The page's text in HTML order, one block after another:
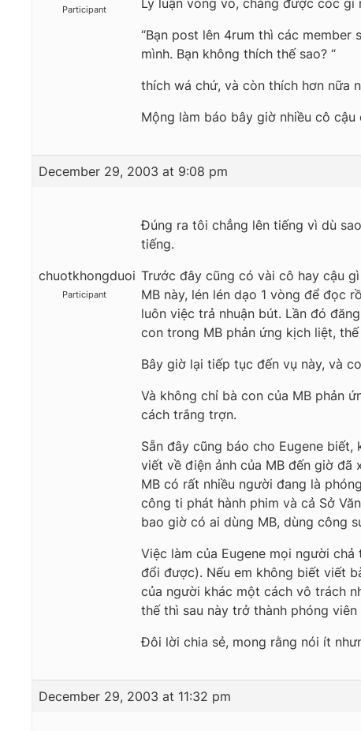
Participant
Lý luận vòng vo, chẳng được cóc gì
“Bạn post lên 4rum thì các member
mình. Bạn không thích thế sao? “
thích wá chứ, và còn thích hơn nữa
Mộng làm báo bây giờ nhiều cô
December 29, 2003 at 9:08 pm
chuotkhongduoi
Participant
Đúng ra tôi chẳng lên tiếng vì dù
tiếng.
Trước đây cũng có vài cô hay cậu
MB này, lén lén dạo 1 vòng để đọc
luôn việc trả nhuận bút. Lần đó
con trong MB phản ứng kịch liệt,
Bây giờ lại tiếp tục đến vụ này, và
Và không chỉ bà con của MB phản
cách trắng trợn.
Sẵn đây cũng báo cho Eugene
viết về điện ảnh của MB đến giờ đã
MB có rất nhiều người đang là
công ti phát hành phim và cả Sở
bao giờ có ai dùng MB, dùng công
Việc làm của Eugene mọi người
đổi được). Nếu em không biết viết
của người khác một cách vô trách
thế thì sau này trở thành phóng viên
Đôi lời chia sẻ, mong rằng nói ít
December 29, 2003 at 11:32 pm